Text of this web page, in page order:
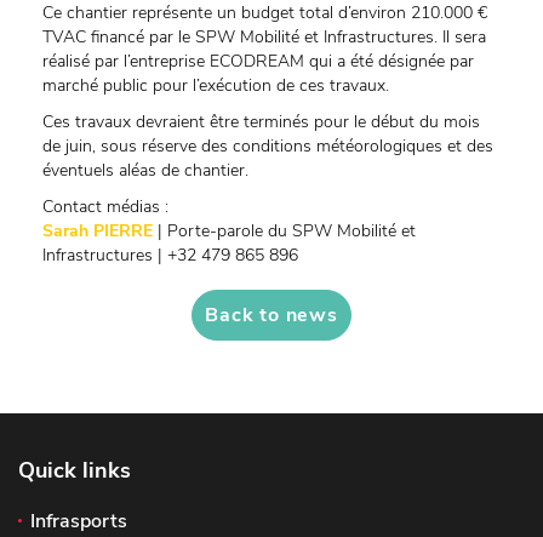
Ce chantier représente un budget total d’environ 210.000 €
TVAC financé par le SPW Mobilité et Infrastructures. Il sera
réalisé par l’entreprise ECODREAM qui a été désignée par
marché public pour l’exécution de ces travaux.
Ces travaux devraient être terminés pour le début du mois
de juin, sous réserve des conditions météorologiques et des
éventuels aléas de chantier.
Contact médias :
Sarah PIERRE | Porte-parole du SPW Mobilité et
Infrastructures | +32 479 865 896
Back to news
Quick links
Infrasports